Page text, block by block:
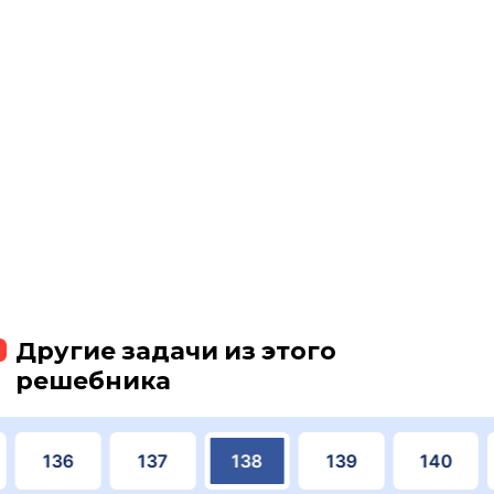
Другие задачи из этого
решебника
136 137 138 139 140